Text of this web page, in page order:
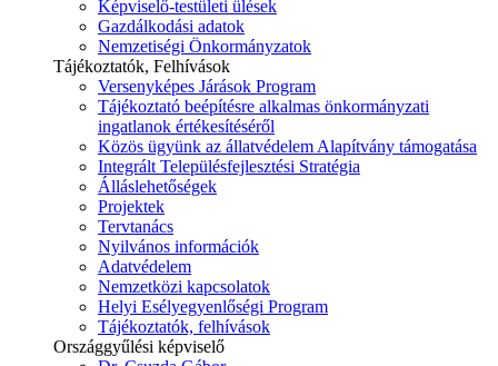
Képviselő-testületi ülések
Gazdálkodási adatok
Nemzetiségi Önkormányzatok
Tájékoztatók, Felhívások
Versenyképes Járások Program
Tájékoztató beépítésre alkalmas önkormányzati
ingatlanok értékesítéséről
Közös ügyünk az állatvédelem Alapítvány támogatása
Integrált Településfejlesztési Stratégia
Álláslehetőségek
Projektek
Tervtanács
Nyilvános információk
Adatvédelem
Nemzetközi kapcsolatok
Helyi Esélyegyenlőségi Program
Tájékoztatók, felhívások
Országgyűlési képviselő